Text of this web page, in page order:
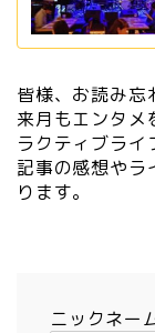
皆様、お読み忘
来月もエンタメ
ラクティブライ
記事の感想やラ
ります。
ニックネー